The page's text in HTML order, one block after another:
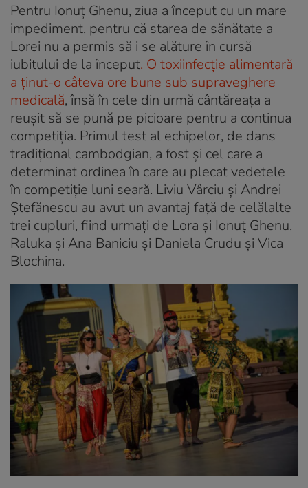
Pentru Ionuț Ghenu, ziua a început cu un mare
impediment, pentru că starea de sănătate a
Lorei nu a permis să i se alăture în cursă
iubitului de la început. O toxiinfecție alimentară
a ținut-o câteva ore bune sub supraveghere
medicală, însă în cele din urmă cântăreața a
reușit să se pună pe picioare pentru a continua
competiția. Primul test al echipelor, de dans
tradițional cambodgian, a fost și cel care a
determinat ordinea în care au plecat vedetele
în competiție luni seară. Liviu Vârciu și Andrei
Ștefănescu au avut un avantaj față de celălalte
trei cupluri, fiind urmați de Lora și Ionuț Ghenu,
Raluka și Ana Baniciu și Daniela Crudu și Vica
Blochina.